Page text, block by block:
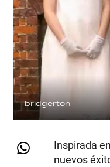
bridgerton
Inspirada
nuevos